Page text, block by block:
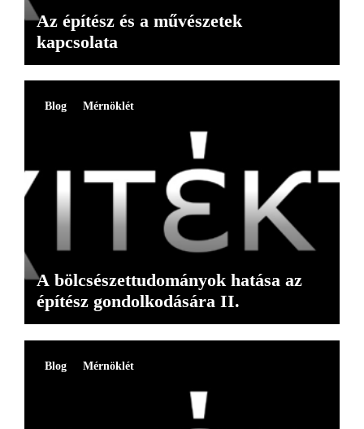
Az építész és a művészetek
kapcsolata
Blog Mérnöklét
A bölcsészettudományok hatása az
építész gondolkodására II.
Blog Mérnöklét